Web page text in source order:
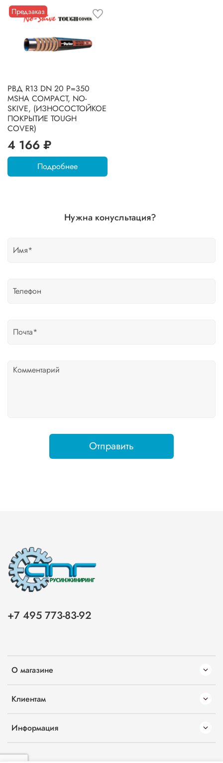
Предзаказ
РВД R13 DN 20 P=350
MSHA COMPACT, NO-
SKIVE, (ИЗНОСОСТОЙКОЕ
ПОКРЫТИЕ TOUGH
COVER)
4 166 ₽
Подробнее
Нужна конусльтация?
Отправить
О магазине
Клиентам
Информация
+7 495 773-83-92